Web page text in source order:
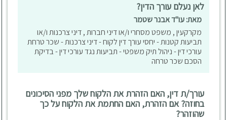
לאן נעלם עורך הדין?
מאת: עו"ד אבנר שטמר
מקרקעין , משפט מסחרי ו/או דיני חברות , דיני צרכנות ו/או
תביעות קטנות - יחסי עורך דין לקוח - דיני צרכנות - שכר טרחת
עורכי דין - ניהול תיק משפטי - תביעות נגד עורכי דין - בדיקת
הסכם שכר טרחה
עורך/ת דין, האם הזהרת את הלקוח שלך מפני הסיכונים
בחוזה? אם הזהרת, האם החתמת את הלקוח על כך
שהוזהר?